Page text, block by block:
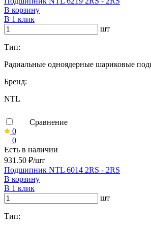
В корзину
В 1 клик
шт
Тип:
Радиальные одноядерные шариковые
Бренд:
NTL
Сравнение
0
0
Есть в наличии
931.50 ₽/шт
Подшипник NTL 6014 2RS - 2RS
В корзину
В 1 клик
шт
Тип: